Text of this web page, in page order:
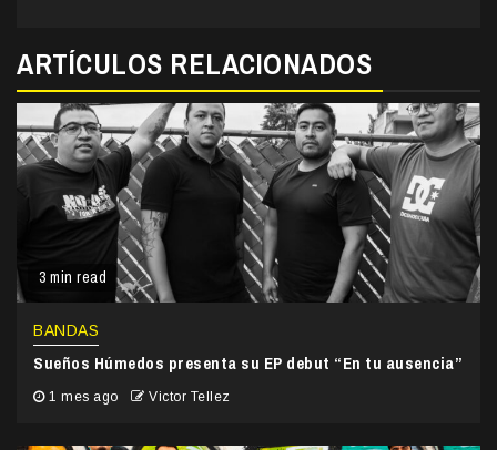
ARTÍCULOS RELACIONADOS
3 min read
BANDAS
Sueños Húmedos presenta su EP debut “En tu ausencia”
1 mes ago Victor Tellez